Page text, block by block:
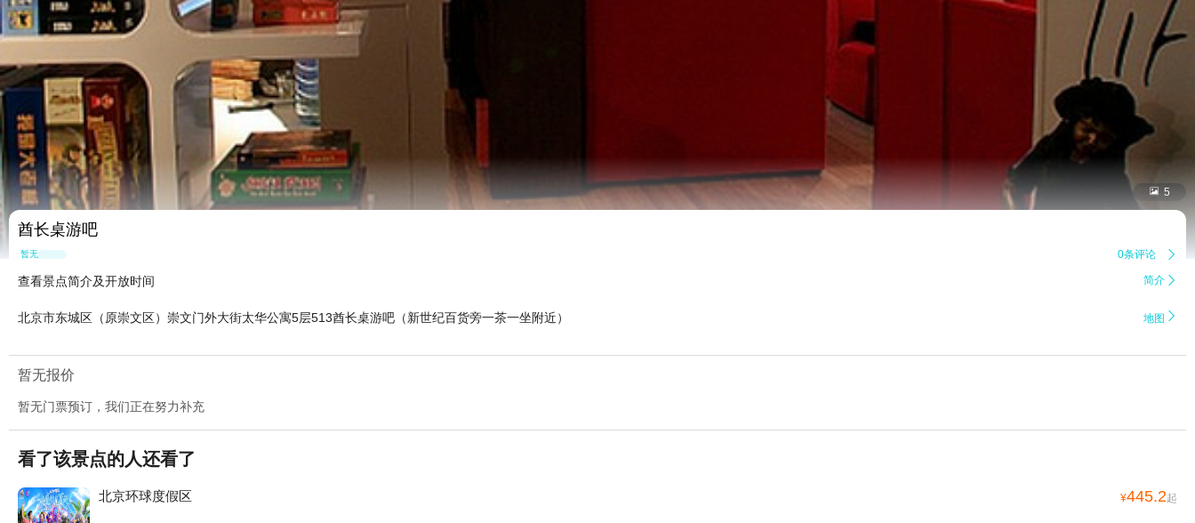
 5
酋长桌游吧
暂无点评 0条评论 
查看景点简介及开放时间 简介 
北京市东城区（原崇文区）崇文门外大街太华公寓5层513酋长桌游吧（新世纪百货旁一茶一坐附近） 地图 
暂无报价
暂无门票预订，我们正在努力补充
看了该景点的人还看了
北京环球度假区 ¥445.2起